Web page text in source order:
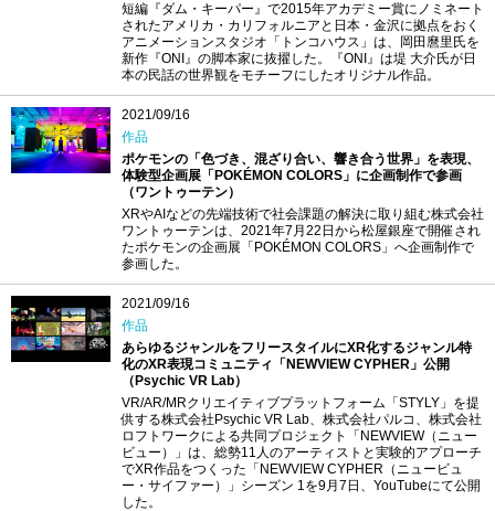
短編『ダム・キーパー』で2015年アカデミー賞にノミネート
されたアメリカ・カリフォルニアと日本・金沢に拠点をおく
アニメーションスタジオ「トンコハウス」は、岡田麿里氏を
新作『ONI』の脚本家に抜擢した。『ONI』は堤 大介氏が日
本の民話の世界観をモチーフにしたオリジナル作品。
2021/09/16
作品
ポケモンの「色づき、混ざり合い、響き合う世界」を表現、
体験型企画展「POKÉMON COLORS」に企画制作で参画
（ワントゥーテン）
XRやAIなどの先端技術で社会課題の解決に取り組む株式会社
ワントゥーテンは、2021年7月22日から松屋銀座で開催され
たポケモンの企画展「POKÉMON COLORS」へ企画制作で
参画した。
2021/09/16
作品
あらゆるジャンルをフリースタイルにXR化するジャンル特
化のXR表現コミュニティ「NEWVIEW CYPHER」公開
（Psychic VR Lab）
VR/AR/MRクリエイティブプラットフォーム「STYLY」を提
供する株式会社Psychic VR Lab、株式会社パルコ、株式会社
ロフトワークによる共同プロジェクト「NEWVIEW（ニュー
ビュー）」は、総勢11人のアーティストと実験的アプローチ
でXR作品をつくった「NEWVIEW CYPHER（ニュービュ
ー・サイファー）」シーズン 1を9月7日、YouTubeにて公開
した。